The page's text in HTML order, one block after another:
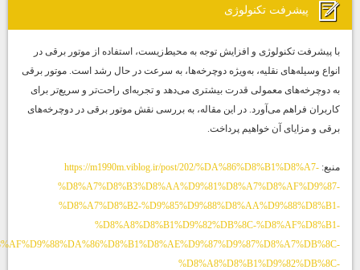
پیشرفت تکنولوژی
با پیشرفت تکنولوژی و افزایش توجه به محیط‌زیست، استفاده از موتور برقی در
انواع وسیله‌های نقلیه، به‌ویژه دوچرخه‌ها، به سرعت در حال رشد است. موتور برقی
به دوچرخه‌های معمولی قدرت بیشتری می‌دهد و تجربه‌ای راحت‌تر و سریع‌تر برای
کاربران فراهم می‌آورد. در این مقاله، به بررسی نقش موتور برقی در دوچرخه‌های
برقی و مزایای آن خواهیم پرداخت.
منبع:https://m1990m.viblog.ir/post/202/%DA%86%D8%B1%D8%A7-
%D8%A7%D8%B3%D8%AA%D9%81%D8%A7%D8%AF%D9%87-
%D8%A7%D8%B2-%D9%85%D9%88%D8%AA%D9%88%D8%B1-
%D8%A8%D8%B1%D9%82%DB%8C-%D8%AF%D8%B1-
%D8%AF%D9%88%DA%86%D8%B1%D8%AE%D9%87%D9%87%D8%A7%DB%8C-
%D8%A8%D8%B1%D9%82%DB%8C-